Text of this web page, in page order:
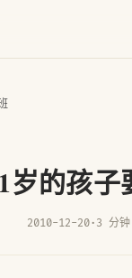
岁的孩
2010-12-20· 3 分钟